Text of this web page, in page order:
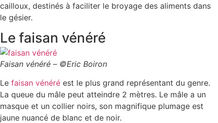
cailloux, destinés à faciliter le broyage des aliments dans
le gésier.
Le faisan vénéré
Faisan vénéré – ©Eric Boiron
Le faisan vénéré est le plus grand représentant du genre.
La queue du mâle peut atteindre 2 mètres. Le mâle a un
masque et un collier noirs, son magnifique plumage est
jaune nuancé de blanc et de noir.